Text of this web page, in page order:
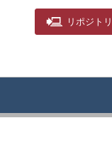
リポジトリ